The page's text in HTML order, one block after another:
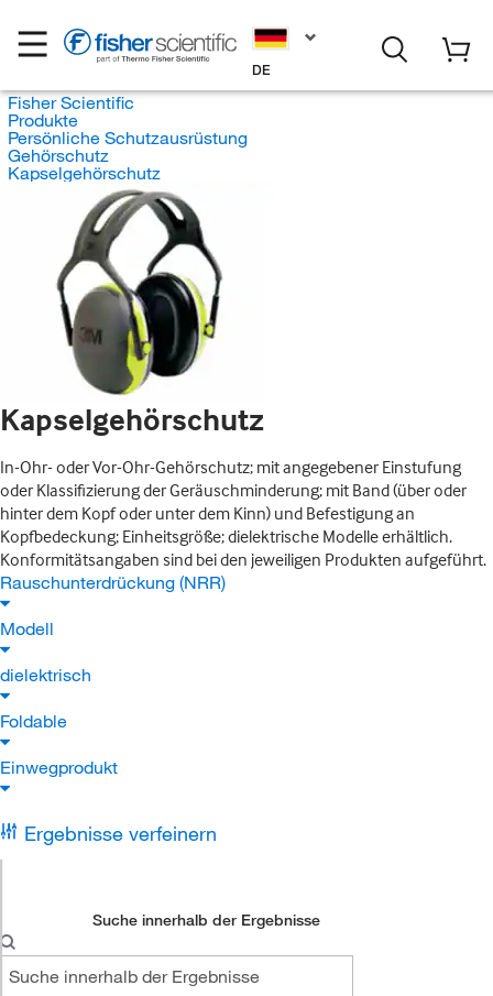
DE
Fisher Scientific
Produkte
Persönliche Schutzausrüstung
Gehörschutz
Kapselgehörschutz
Kapselgehörschutz
In-Ohr- oder Vor-Ohr-Gehörschutz; mit angegebener Einstufung
oder Klassifizierung der Geräuschminderung; mit Band (über oder
hinter dem Kopf oder unter dem Kinn) und Befestigung an
Kopfbedeckung; Einheitsgröße; dielektrische Modelle erhältlich.
Konformitätsangaben sind bei den jeweiligen Produkten aufgeführt.
Rauschunterdrückung (NRR)
Modell
dielektrisch
Foldable
Einwegprodukt
Ergebnisse verfeinern
Suche innerhalb der Ergebnisse